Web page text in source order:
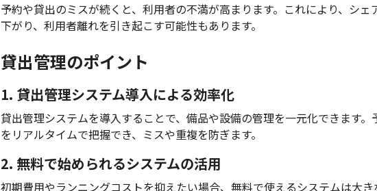
予約や貸出のミスが続くと、利用者の不満が高まります。これにより、シェ
下がり、利用者離れを引き起こす可能性もあります。
貸出管理のポイント
1. 貸出管理システム導入による効率化
貸出管理システムを導入することで、備品や設備の管理を一元化できます。
をリアルタイムで把握でき、ミスや重複を防ぎます。
2. 無料で始められるシステムの活用
初期費用やランニングコストを抑えたい場合、無料で使えるシステムは大き